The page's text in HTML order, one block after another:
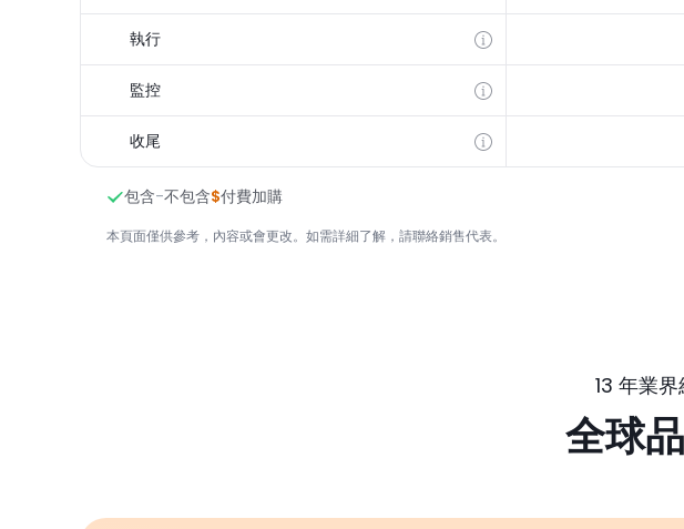
執行
監控
收尾
包含-不包含$付費加購
本頁面僅供參考，內容或會更改。如需詳細了解，請聯絡銷售代表。
13 年業
全球